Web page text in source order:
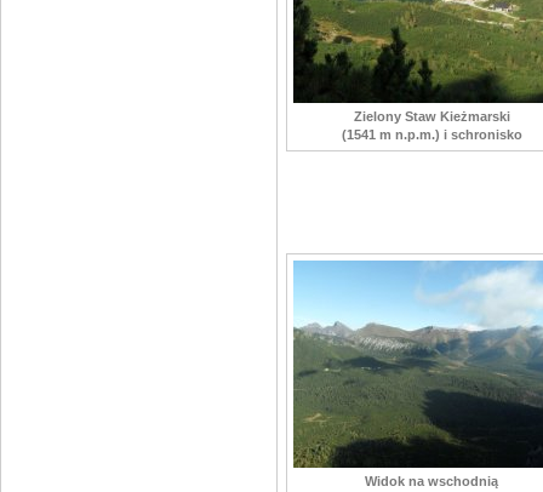
Zielony Staw Kieżmarski
(1541 m n.p.m.) i schronisko
Widok na wschodnią